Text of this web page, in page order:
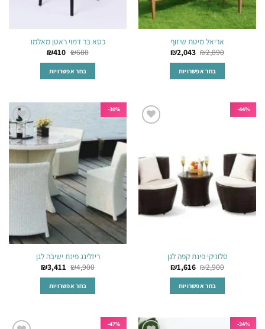
אריאל מיטת שיזוף
₪2,890
₪2,043
בחר אפשרויות
לבחור
את
האפשרויות
בעמוד
המוצר
כסא בר דמוי ראטן מאלמו
₪680
₪410
בחר אפשרויות
מספר
ניתן
לבחור
את
האפשרויות
בעמוד
המוצר
44%-
סלוניקי פינת קפה לגן
₪2,900
₪1,616
בחר אפשרויות
30%-
הוסף
לרשימת
המשאלות
ריזלינג פינת ישיבה לגן
₪4,900
₪3,411
בחר אפשרויות
34%-
47%-